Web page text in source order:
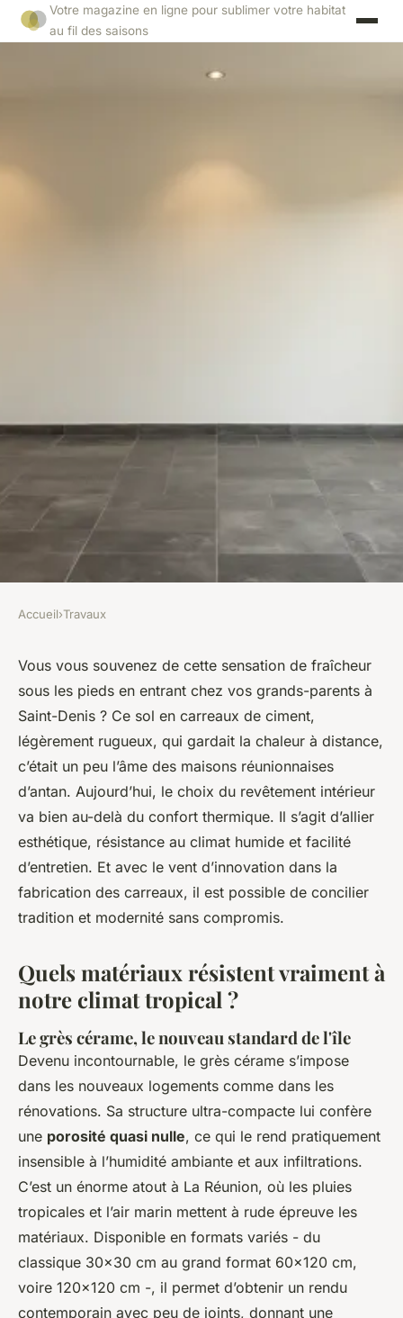
Votre magazine en ligne pour sublimer votre habitat
au fil des saisons
Comment choisir vos carreaux
intérieur à La Réunion ?
Auberte•19/05/2026 20:58 •11 min de lecture
Accueil›Travaux
Vous vous souvenez de cette sensation de fraîcheur
sous les pieds en entrant chez vos grands-parents à
Saint-Denis ? Ce sol en carreaux de ciment,
légèrement rugueux, qui gardait la chaleur à distance,
c’était un peu l’âme des maisons réunionnaises
d’antan. Aujourd’hui, le choix du revêtement intérieur
va bien au-delà du confort thermique. Il s’agit d’allier
esthétique, résistance au climat humide et facilité
d’entretien. Et avec le vent d’innovation dans la
fabrication des carreaux, il est possible de concilier
tradition et modernité sans compromis.
Quels matériaux résistent vraiment à
notre climat tropical ?
Le grès cérame, le nouveau standard de l'île
Devenu incontournable, le grès cérame s’impose
dans les nouveaux logements comme dans les
rénovations. Sa structure ultra-compacte lui confère
une porosité quasi nulle, ce qui le rend pratiquement
insensible à l’humidité ambiante et aux infiltrations.
C’est un énorme atout à La Réunion, où les pluies
tropicales et l’air marin mettent à rude épreuve les
matériaux. Disponible en formats variés - du
classique 30x30 cm au grand format 60x120 cm,
voire 120x120 cm -, il permet d’obtenir un rendu
contemporain avec peu de joints, donnant une